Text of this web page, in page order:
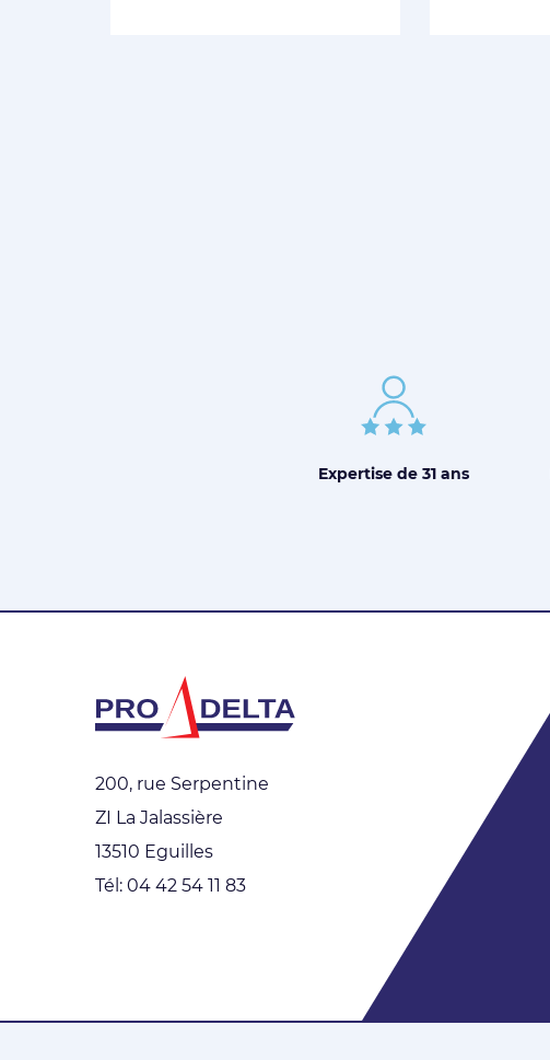
Expertise de 31 ans
200, rue Serpentine
ZI La Jalassière
13510 Eguilles
Tél: 04 42 54 11 83